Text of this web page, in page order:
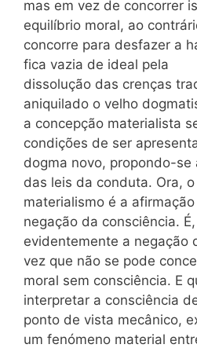
mas em vez de concorrer
equilíbrio moral, ao
concorre para desfazer a
fica vazia de ideal pela
dissolução das crenças
aniquilado o velho
a concepção materialista
condições de ser
dogma novo, propondo-
das leis da conduta. Ora, o
materialismo é a
negação da consciência.
evidentemente a negação
vez que não se pode
moral sem consciência. E
interpretar a consciência
ponto de vista mecânico,
um fenómeno material